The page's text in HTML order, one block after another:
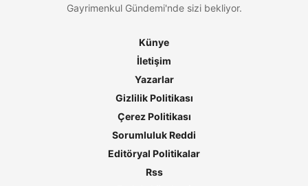
Gayrimenkul Gündemi'nde sizi bekliyor.
Künye
İletişim
Yazarlar
Gizlilik Politikası
Çerez Politikası
Sorumluluk Reddi
Editöryal Politikalar
Rss